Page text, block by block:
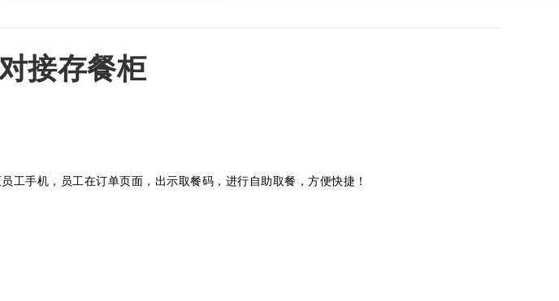
接存餐柜
手机，员工在订单页面，出示取餐码，进行自助取餐，方便快捷！